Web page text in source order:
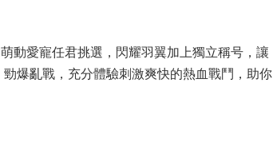
動愛寵任君挑選，閃耀羽翼加上獨立稱号，讓
爆亂戰，充分體驗刺激爽快的熱血戰鬥，助你